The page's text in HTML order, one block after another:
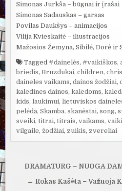
Simonas Jurkša – būgnai ir įrašai
Simonas Sadauskas – garsas
Povilas Daukšys – animacijos
Vilija Kvieskaitė – iliustracijos
Mažosios Žemyna, Sibilė, Dorė ir
Tagged#dainelės,#vaikiškos,
briedis,Bruzdukai,children,
daineles vaikams,dainos žodžiai,
kaledines dainos,kaledoms,
kids,laukimui,lietuviskos
pelėda,Skamba,skanėstai,song,
sveiki,titrai,titrais,vaikams,
vilgaile, žodžiai, zuikis, zvereliai
Navigacija
tarp
DRAMATURG – NUOGA
← Rokas Kašėta – Važuoja